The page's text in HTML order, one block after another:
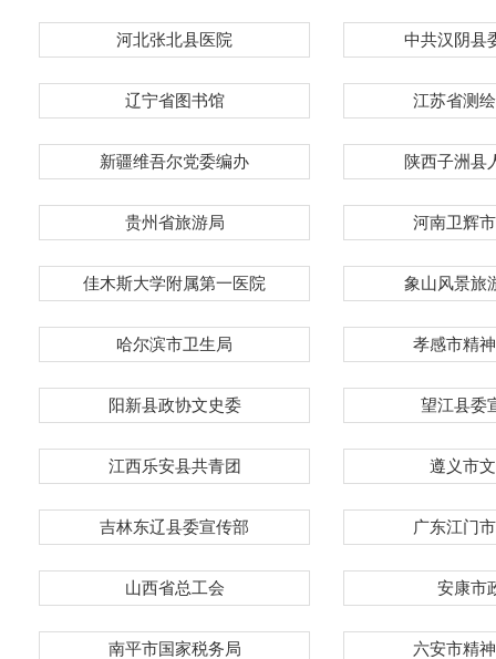
河北张北县医院 中共汉阴县
辽宁省图书馆 江苏省测
新疆维吾尔党委编办 陕西子洲县
贵州省旅游局 河南卫辉
佳木斯大学附属第一医院 象山风景旅
哈尔滨市卫生局 孝感市精
阳新县政协文史委 望江县委
江西乐安县共青团 遵义市
吉林东辽县委宣传部 广东江门
山西省总工会 安康市
南平市国家税务局 六安市精